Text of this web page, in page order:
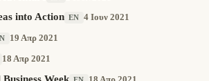
into Action EN 4 Ιουν 2021
19 Απρ 2021
18 Απρ 2021